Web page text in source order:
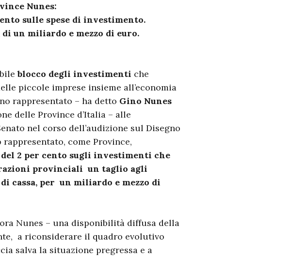
Nunes:
sulle spese di investimento.
un miliardo e mezzo di euro.
blocco degli investimenti che
piccole imprese insieme all’economia
rappresentato – ha detto Gino Nunes
delle Province d’Italia – alle
nel corso dell’audizione sul Disegno
rappresentato, come Province,
2 per cento sugli investimenti che
provinciali un taglio agli
per un miliardo e mezzo di
Nunes – una disponibilità diffusa della
a riconsiderare il quadro evolutivo
salva la situazione pregressa e a